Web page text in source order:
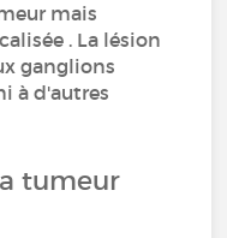
mais
. La lésion
ganglions
à d'autres
tumeur